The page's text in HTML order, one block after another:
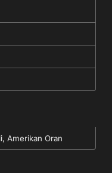
Amerikan Oran